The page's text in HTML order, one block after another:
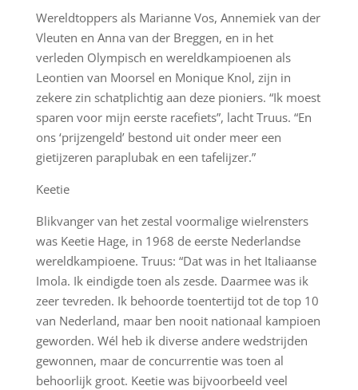
Wereldtoppers als Marianne Vos, Annemiek van der
Vleuten en Anna van der Breggen, en in het
verleden Olympisch en wereldkampioenen als
Leontien van Moorsel en Monique Knol, zijn in
zekere zin schatplichtig aan deze pioniers. “Ik moest
sparen voor mijn eerste racefiets”, lacht Truus. “En
ons ‘prijzengeld’ bestond uit onder meer een
gietijzeren paraplubak en een tafelijzer.”
Keetie
Blikvanger van het zestal voormalige wielrensters
was Keetie Hage, in 1968 de eerste Nederlandse
wereldkampioene. Truus: “Dat was in het Italiaanse
Imola. Ik eindigde toen als zesde. Daarmee was ik
zeer tevreden. Ik behoorde toentertijd tot de top 10
van Nederland, maar ben nooit nationaal kampioen
geworden. Wél heb ik diverse andere wedstrijden
gewonnen, maar de concurrentie was toen al
behoorlijk groot. Keetie was bijvoorbeeld veel